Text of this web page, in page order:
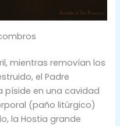
mientras removían los
el Padre
píside en una cavidad
(paño litúrgico)
la Hostia grande